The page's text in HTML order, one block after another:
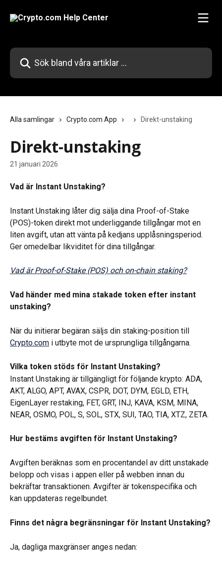
Sök bland våra artiklar …
Alla samlingar Crypto.com App Direkt-unstaking
Direkt-unstaking
21 januari 2026
Vad är Instant Unstaking?
Instant Unstaking låter dig sälja dina Proof-of-Stake
(POS)-token direkt mot underliggande tillgångar mot en
liten avgift, utan att vänta på kedjans upplåsningsperiod.
Ger omedelbar likviditet för dina tillgångar.
Vad är Proof-of-Stake (POS) och on-chain staking?
Vad händer med mina stakade token efter instant
unstaking?
När du initierar begäran säljs din staking-position till
Crypto.com i utbyte mot de ursprungliga tillgångarna.
Vilka token stöds för Instant Unstaking?
Instant Unstaking är tillgängligt för följande krypto: ADA,
AKT, ALGO, APT, AVAX, CSPR, DOT, DYM, EGLD, ETH,
EigenLayer restaking, FET, GRT, INJ, KAVA, KSM, MINA,
NEAR, OSMO, POL, S, SOL, STX, SUI, TAO, TIA, XTZ, ZETA.
Hur bestäms avgiften för Instant Unstaking?
Avgiften beräknas som en procentandel av ditt unstakade
belopp och visas i appen eller på webben innan du
bekräftar transaktionen. Avgifter är tokenspecifika och
kan uppdateras regelbundet.
Finns det några begränsningar för Instant Unstaking?
Ja, dagliga maxgränser anges nedan: